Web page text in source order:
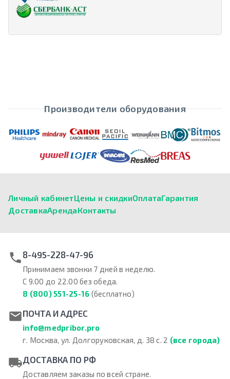
Производители оборудования
Личный кабинетЦены и скидкиОплатаГарантия
ДоставкаАрендаКонтакты
8-495-228-47-96
Принимаем звонки 7 дней в неделю.
С 9.00 до 22.00 без обеда.
8 (800) 551-25-16 (бесплатно)
ПОЧТА И АДРЕС
info@medpribor.pro
г. Москва, ул. Долгоруковская, д. 38 с. 2 (все города)
ДОСТАВКА ПО РФ
Доставляем заказы по всей стране.